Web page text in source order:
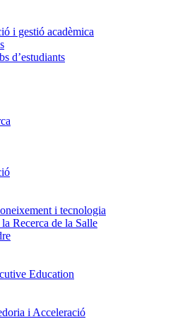
i gestió acadèmica
d’estudiants
i tecnologia
Recerca de la Salle
Education
i Acceleració